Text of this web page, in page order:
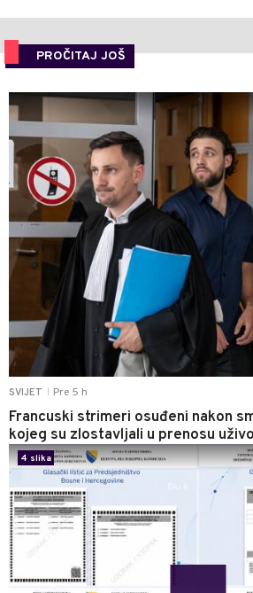
PROČITAJ JOŠ
SVIJET Pre 5 h
Francuski strimeri osuđeni nakon
kojeg su zlostavljali u prenosu uživo
4 slika